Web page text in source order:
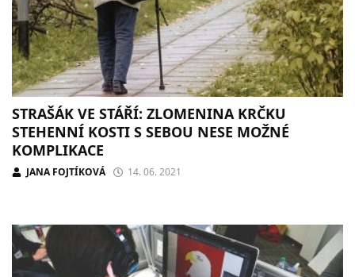
STRAŠÁK VE STÁŘÍ: ZLOMENINA KRČKU
STEHENNÍ KOSTI S SEBOU NESE MOŽNÉ
KOMPLIKACE
JANA FOJTÍKOVÁ 14. 06. 2021